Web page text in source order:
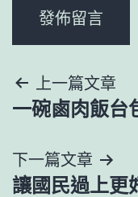
文
章
導
上一篇文章
一碗鹵肉飯台
下一篇文章
讓國民過上